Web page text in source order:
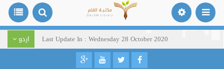
Last Update In : Wednesday 28 October 2020 اردو